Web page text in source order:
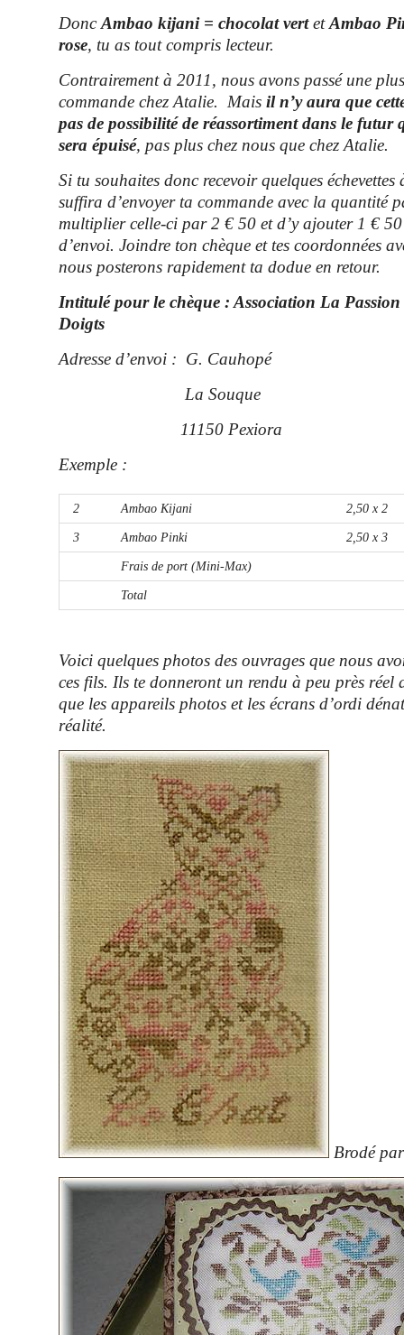
Donc Ambao kijani = chocolat vertetAmbao
rose, tu as tout compris lecteur.
Contrairement à 2011, nous avons passé une
commande chez Atalie. Mais il n’y aura que
pas de possibilité de réassortiment dans le futur
sera épuisé, pas plus chez nous que chez Atalie.
Si tu souhaites donc recevoir quelques
suffira d’envoyer ta commande avec la quantité
multiplier celle-ci par 2 € 50 et d’y ajouter 1 €
d’envoi. Joindre ton chèque et tes coordonnées
nous posterons rapidement ta dodue en retour.
Intitulé pour le chèque : Association La
Doigts
Adresse d’envoi : G. Cauhopé
La Souque
11150 Pexiora
Exemple :
2 Ambao Kijani
2,50 x 2
3
Ambao Pinki
2,50 x 3
Frais de port (Mini-Max)
Total
Voici quelques photos des ouvrages que nous
ces fils. Ils te donneront un rendu à peu près réel
que les appareils photos et les écrans d’ordi
réalité.
Brodé